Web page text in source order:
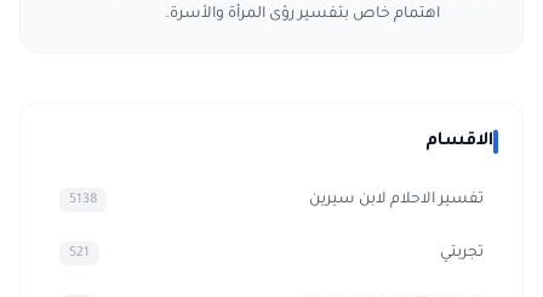
اهتمام خاص بتفسير رؤى المرأة والأسرة.
الاقسام
تفسير الاحلام لابن سيرين 5138
تجربتي 521